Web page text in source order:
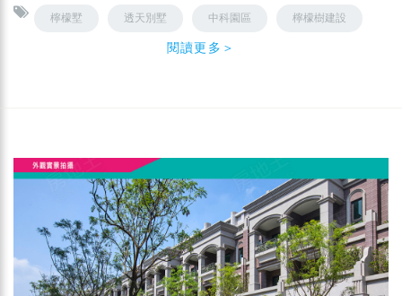
檸檬墅 透天別墅 中科園區 檸檬樹建設
閱讀更多＞